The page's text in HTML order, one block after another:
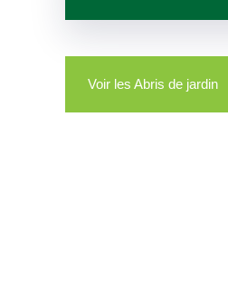
Voir les Abris de jardin